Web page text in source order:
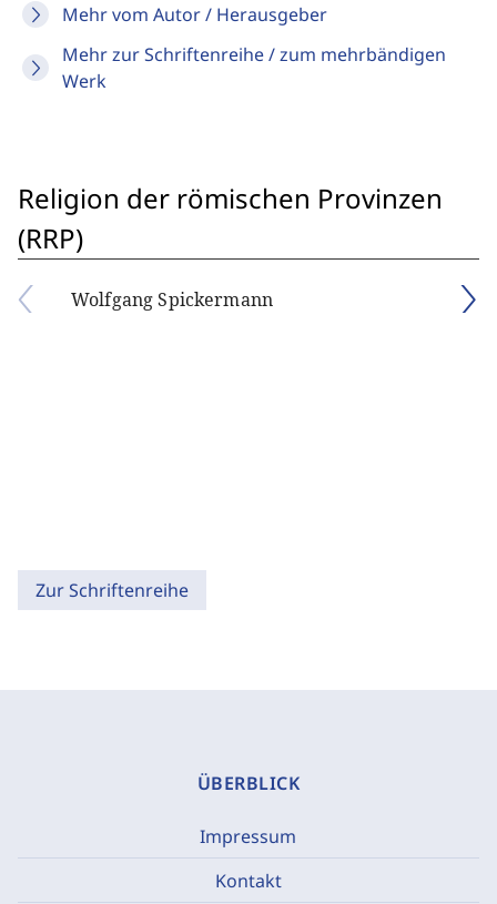
Mehr vom Autor / Herausgeber
Mehr zur Schriftenreihe / zum mehrbändigen
Werk
Religion der römischen Provinzen
(RRP)
Wolfgang Spickermann
Zur Schriftenreihe
ÜBERBLICK
Impressum
Kontakt